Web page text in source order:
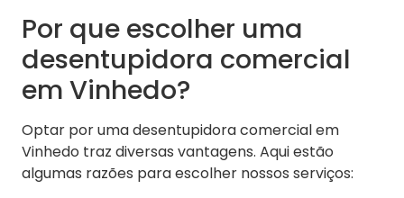
Por que escolher uma
desentupidora comercial
em Vinhedo?
Optar por uma desentupidora comercial em
Vinhedo traz diversas vantagens. Aqui estão
algumas razões para escolher nossos serviços: